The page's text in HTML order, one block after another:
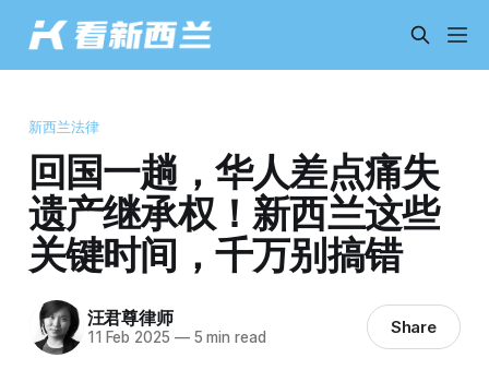
新西兰法律
回国一趟，华人差点痛失
遗产继承权！新西兰这些
关键时间，千万别搞错
汪君尊律师
11 Feb 2025 —5 min read Share